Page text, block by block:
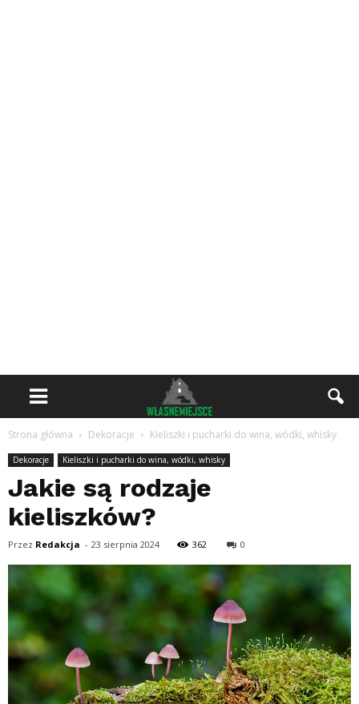
Strona główna Dekoracje Kieliszki i pucharki do wina, wódki, whisky
Dekoracje Kieliszki i pucharki do wina, wódki, whisky
Jakie są rodzaje
kieliszków?
Przez Redakcja - 23 sierpnia 2024 362 0